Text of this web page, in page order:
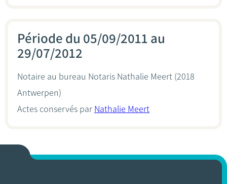
Période du 05/09/2011 au
29/07/2012
Notaire au bureau Notaris Nathalie Meert (2018
Antwerpen)
Actes conservés par Nathalie Meert